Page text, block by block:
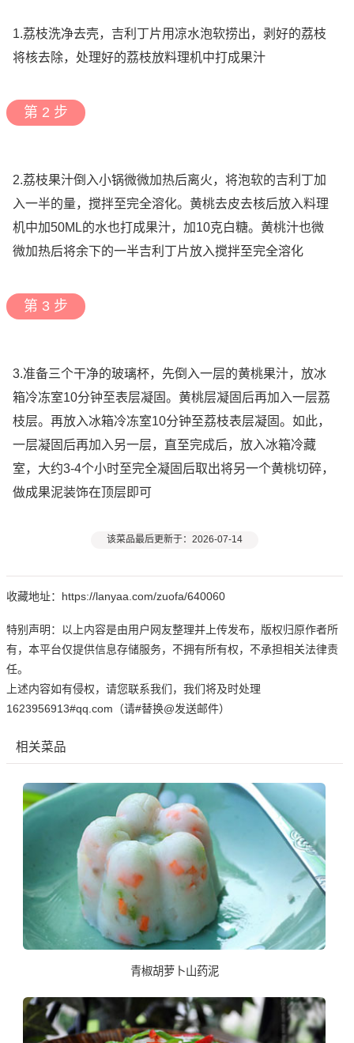
1.荔枝洗净去壳，吉利丁片用凉水泡软捞出，剥好的荔枝
将核去除，处理好的荔枝放料理机中打成果汁
第 2 步
2.荔枝果汁倒入小锅微微加热后离火，将泡软的吉利丁加
入一半的量，搅拌至完全溶化。黄桃去皮去核后放入料理
机中加50ML的水也打成果汁，加10克白糖。黄桃汁也微
微加热后将余下的一半吉利丁片放入搅拌至完全溶化
第 3 步
3.准备三个干净的玻璃杯，先倒入一层的黄桃果汁，放冰
箱冷冻室10分钟至表层凝固。黄桃层凝固后再加入一层荔
枝层。再放入冰箱冷冻室10分钟至荔枝表层凝固。如此，
一层凝固后再加入另一层，直至完成后，放入冰箱冷藏
室，大约3-4个小时至完全凝固后取出将另一个黄桃切碎，
做成果泥装饰在顶层即可
该菜品最后更新于：2026-07-14
收藏地址：https://lanyaa.com/zuofa/640060
特别声明：以上内容是由用户网友整理并上传发布，版权归原作者所
有，本平台仅提供信息存储服务，不拥有所有权，不承担相关法律责
任。
上述内容如有侵权，请您联系我们，我们将及时处理
1623956913#qq.com（请#替换@发送邮件）
相关菜品
青椒胡萝卜山药泥